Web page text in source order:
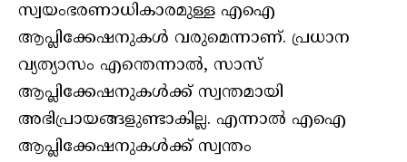
സ്വയംഭരണാധികാരമുള്ള എഐ
ആപ്ലിക്കേഷനുകൾ വരുമെന്നാണ്. പ്രധാന
വ്യത്യാസം എന്തെന്നാൽ, സാസ്
ആപ്ലിക്കേഷനുകൾക്ക് സ്വന്തമായി
അഭിപ്രായങ്ങളുണ്ടാകില്ല. എന്നാൽ എഐ
ആപ്ലിക്കേഷനുകൾക്ക് സ്വന്തം